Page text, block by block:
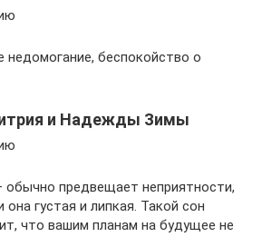
недомогание, беспокойство о
и Надежды Зимы
предвещает неприятности,
она густая и липкая. Такой сон
что вашим планам на будущее не